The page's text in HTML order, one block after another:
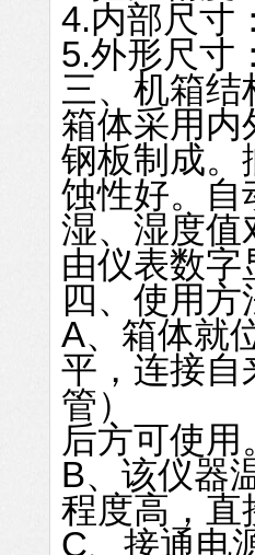
4.内部尺寸
5.外形尺寸
三、机箱结
箱体采用内
钢板制成。
蚀性好。自
湿、湿度值
由仪表数字
四、使用方
A、箱体就
平，连接自
管）
后方可使用
B、该仪器
程度高，直
C、接通电